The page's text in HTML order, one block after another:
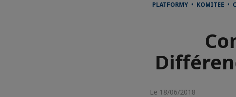
PLATFORMY • KOMITEE •
Le 18/06/2018